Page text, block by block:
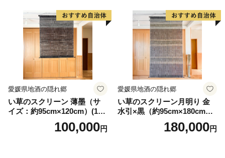
グッズ 愛知県 小牧市 お取り
寄せ 送料無料
愛媛県地酒の隠れ郷
い草のスクリーン 薄墨（サ
イズ：約95cm×120cm）(14
100,000円
愛媛県地酒の隠れ郷
い草のスクリーン月明り 金
水引×黒（約95cm×180cm）
180,000円